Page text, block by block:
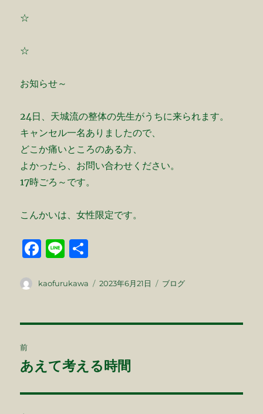
☆
☆
お知らせ～
24日、天城流の整体の先生がうちに来られます。
キャンセル一名ありましたので、
どこか痛いところのある方、
よかったら、お問い合わせください。
17時ごろ～です。
こんかいは、女性限定です。
F
c
b
o
k
Li
e
投
kaofurukawa
投
2023年6月21日
カ
ブログ
稿
ビ
前
前
投
あえて考える時間